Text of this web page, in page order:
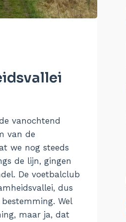
vanochtend
van de
we nog steeds
de lijn, gingen
De voetbalclub
dus
Wel
maar ja, dat